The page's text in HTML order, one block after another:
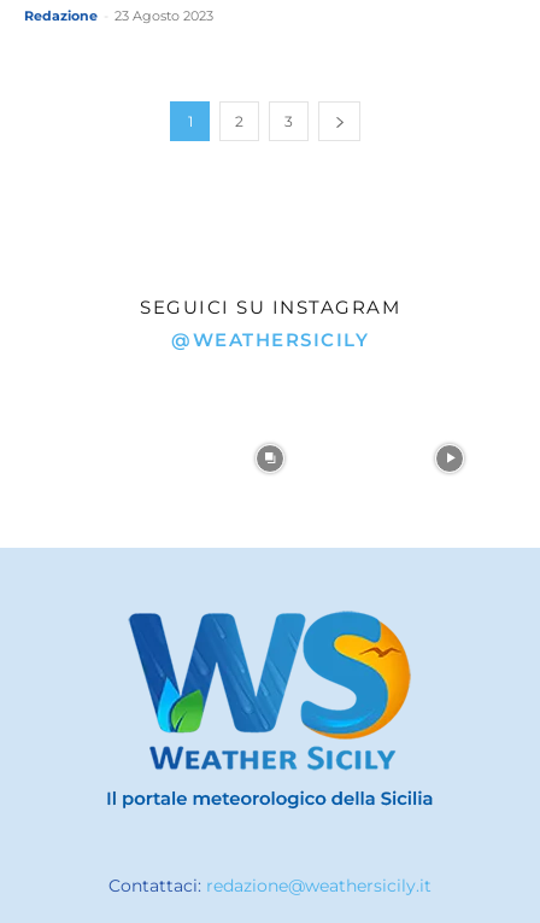
Redazione 23 Agosto 2023
1 2 3
SEGUICI SU INSTAGRAM
@WEATHERSICILY
Contattaci: redazione@weathersicily.it